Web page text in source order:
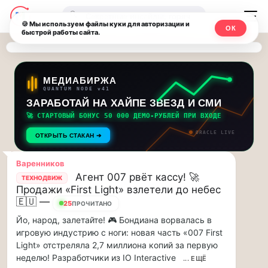
Последние
новости
и
обновления
потока:
Друзья,
приглашаем
на
музыкальную
прогулку
по
Москве
Чайковского!…
Друзья,
приглашаем
на
музыкальную
Москвичи.net
—
Главный
столичный
чат-
мессенджер,
новости
и
инсайды
Москвы
🔍
МЕДИАБИРЖА
QUANTUM NODE v41
ЗАРАБОТАЙ НА ХАЙПЕ ЗВЕЗД И СМИ
🚀 СТАРТОВЫЙ БОНУС 50 000 ДЕМО-РУБЛЕЙ ПРИ ВХОДЕ
ОТКРЫТЬ СТАКАН ➔ ORACLE LIVE
Варенников
ТЕХНОДВИЖ
Агент 007 рвёт кассу! 🚀
Продажи «First Light» взлетели до небес
🇪🇺 —
25ПРОЧИТАНО
Йо, народ, залетайте! 🎮 Бондиана ворвалась в
игровую индустрию с ноги: новая часть «007 First
Light» отстреляла 2,7 миллиона копий за первую
неделю! Разработчики из IO Interactive
... ЕЩЁ
🍪 Мы используем файлы куки для авторизации и
быстрой работы сайта.
ОК